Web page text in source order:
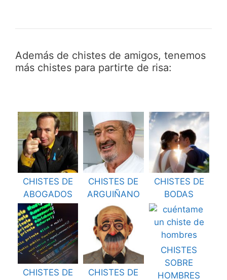
Además de chistes de amigos, tenemos
más chistes para partirte de risa:
CHISTES DE
ABOGADOS
CHISTES DE
ARGUIÑANO
CHISTES DE
BODAS
CHISTES DE
CHISTES DE
CHISTES
SOBRE
HOMBRES